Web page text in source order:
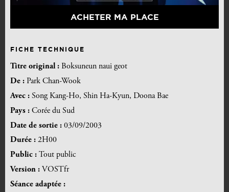
ACHETER MA PLACE
FICHE TECHNIQUE
Titre original : Boksuneun naui geot
De : Park Chan-Wook
Avec : Song Kang-Ho, Shin Ha-Kyun, Doona Bae
Pays : Corée du Sud
Date de sortie : 03/09/2003
Durée : 2H00
Public : Tout public
Version : VOSTfr
Séance adaptée :